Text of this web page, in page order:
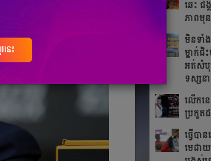
ឆេះ​ ជ
ភាព​មុ
មិនទាំ
ម្នាក់ជិ
អត់សំបុ
ទស្សន
លើក​នេ
ប្រកួត​
ធ្វើបា
មេដា
េះ